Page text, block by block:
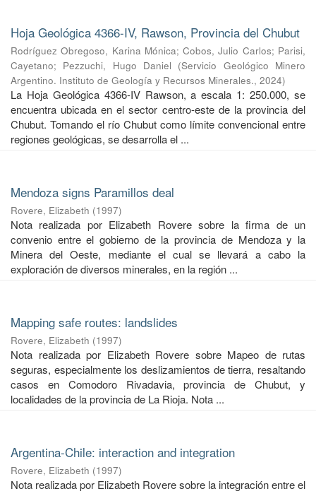
Hoja Geológica 4366-IV, Rawson, Provincia del Chubut
Rodríguez Obregoso, Karina Mónica;Cobos, Julio Carlos; Parisi,
Cayetano; Pezzuchi, Hugo Daniel (Servicio Geológico Minero
Argentino. Instituto de Geología y Recursos Minerales., 2024)
La Hoja Geológica 4366-IV Rawson, a escala 1: 250.000, se
encuentra ubicada en el sector centro-este de la provincia del
Chubut. Tomando el río Chubut como límite convencional entre
regiones geológicas, se desarrolla el ...
Mendoza signs Paramillos deal
Rovere, Elizabeth (1997)
Nota realizada por Elizabeth Rovere sobre la firma de un
convenio entre el gobierno de la provincia de Mendoza y la
Minera del Oeste, mediante el cual se llevará a cabo la
exploración de diversos minerales, en la región ...
Mapping safe routes: landslides
Rovere, Elizabeth (1997)
Nota realizada por Elizabeth Rovere sobre Mapeo de rutas
seguras, especialmente los deslizamientos de tierra, resaltando
casos en Comodoro Rivadavia, provincia de Chubut, y
localidades de la provincia de La Rioja. Nota ...
Argentina-Chile: interaction and integration
Rovere, Elizabeth (1997)
Nota realizada por Elizabeth Rovere sobre la integración entre el